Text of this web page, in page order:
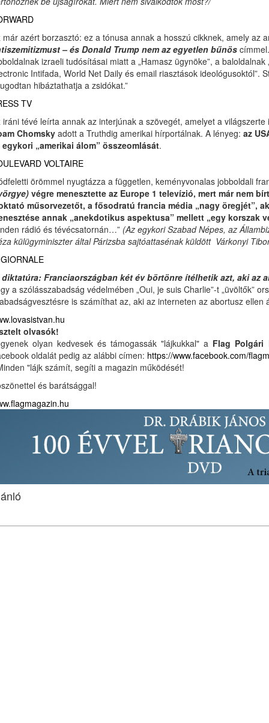
már azért borzasztó: ez a tónusa annak a hosszú cikknek, amely az
– és Donald Trump nem az egyetlen bűnös
izraeli tudósításai miatt a „Hamasz ügynöke”, a
Intifada, World Net Daily és email riasztások ideológusoktól”.
hibáztathatja a zsidókat.”
TV
iráni tévé leírta annak az interjúnak a szövegét, amelyet a
Chomsky adott a Truthdig amerikai hírportálnak. A lényeg: az
egykori „amerikai álom” összeomlását.
VOLTAIRE
örömmel nyugtázza a független, keményvonalas jobboldali
végre menesztette az Europe 1 televízió, mert már nem
műsorvezetőt, a fősodratú francia média „nagy öregjét”,
annak „anekdotikus aspektusa” mellett „egy korszak
rádió és tévécsatornán…” (Az egykori Szabad Népes, az
külügyminiszter által Párizsba sajtóattasénak küldött Várkonyi
diktatúra: Franciaországban két év börtönre ítélhetik azt, aki az
a szólásszabadság védelmében „Oui, je suis Charlie”-t „üvöltők”
is számíthat az, aki az interneten az abortusz ellen
olvasók!
olyan kedvesek és támogassák "lájkukkal" a Flag Polgári
oldalát pedig az alábbi címen: https://www.facebook.com/
"lájk számít, segíti a magazin működését!
és barátsággal!